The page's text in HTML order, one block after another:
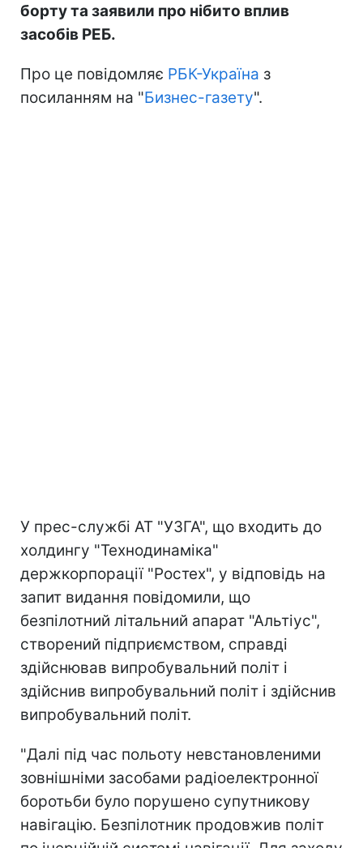
борту та заявили про нібито вплив
засобів РЕБ.
Про це повідомляє РБК-Україна з
посиланням на "Бизнес-газету".
У прес-службі АТ "УЗГА", що входить до
холдингу "Технодинаміка"
держкорпорації "Ростех", у відповідь на
запит видання повідомили, що
безпілотний літальний апарат "Альтіус",
створений підприємством, справді
здійснював випробувальний політ і
здійснив випробувальний політ і здійснив
випробувальний політ.
"Далі під час польоту невстановленими
зовнішніми засобами радіоелектронної
боротьби було порушено супутникову
навігацію. Безпілотник продовжив політ